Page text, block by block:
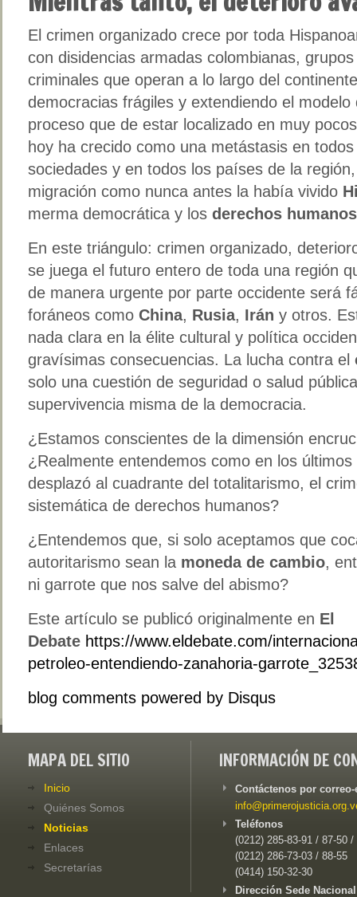
El crimen organizado crece por toda
con disidencias armadas colombianas,
criminales que operan a lo largo del
democracias frágiles y extendiendo el
proceso que de estar localizado en muy
hoy ha crecido como una metástasis en
sociedades y en todos los países de la
migración como nunca antes la había vivido
merma democrática y los derechos humanos
En este triángulo: crimen organizado,
se juega el futuro entero de toda una región
de manera urgente por parte occidente será
foráneos como China, Rusia, Irán y otros.
nada clara en la élite cultural y política
gravísimas consecuencias. La lucha contra el
solo una cuestión de seguridad o salud
supervivencia misma de la democracia.
¿Estamos conscientes de la dimensión
¿Realmente entendemos como en los
desplazó al cuadrante del totalitarismo, el
sistemática de derechos humanos?
¿Entendemos que, si solo aceptamos que
autoritarismo sean la moneda de cambio,
ni garrote que nos salve del abismo?
Este artículo se publicó originalmente en El
Debate https://www.eldebate.com/
petroleo-entendiendo-zanahoria-
blog comments powered by Disqus
MAPA DEL SITIO
Inicio
Quiénes Somos
Noticias
Enlaces
Secretarías
INFORMACIÓN DE
Contáctenos por
Teléfonos
(0212) 285-83-91 / 87-50 /
(0212) 286-73-03 / 88-55
(0414) 150-32-30
Dirección Sede